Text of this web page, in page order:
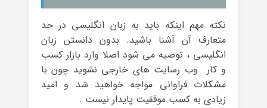
نکته مهم اینکه باید به زبان انگلیسی در حد
متعارف آن آشنا باشید. بدون دانستن زبان
انگلیسی ، توصیه می شود اصلا وارد بازار کسب
و کار وب رسایت های خارجی نشوید چون با
مشکلات فراوانی مواجه خواهید شد و امید
زیادی به کسب موفقیت پایدار نیست .